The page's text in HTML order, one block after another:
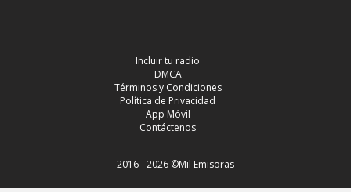
Incluir tu radio
DMCA
Términos y Condiciones
Política de Privacidad
App Móvil
Contáctenos
2016 - 2026 ©Mil Emisoras